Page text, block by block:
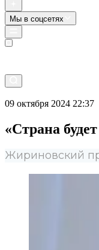
Мы в соцсетях
09 октября 2024 22:37
«Страна
Жириновский